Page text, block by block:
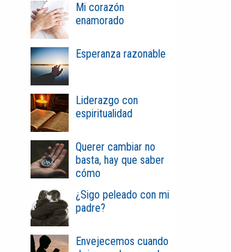
Mi corazón
enamorado
Esperanza razonable
Liderazgo con
espiritualidad
Querer cambiar no
basta, hay que saber
cómo
¿Sigo peleado con mi
padre?
Envejecemos cuando